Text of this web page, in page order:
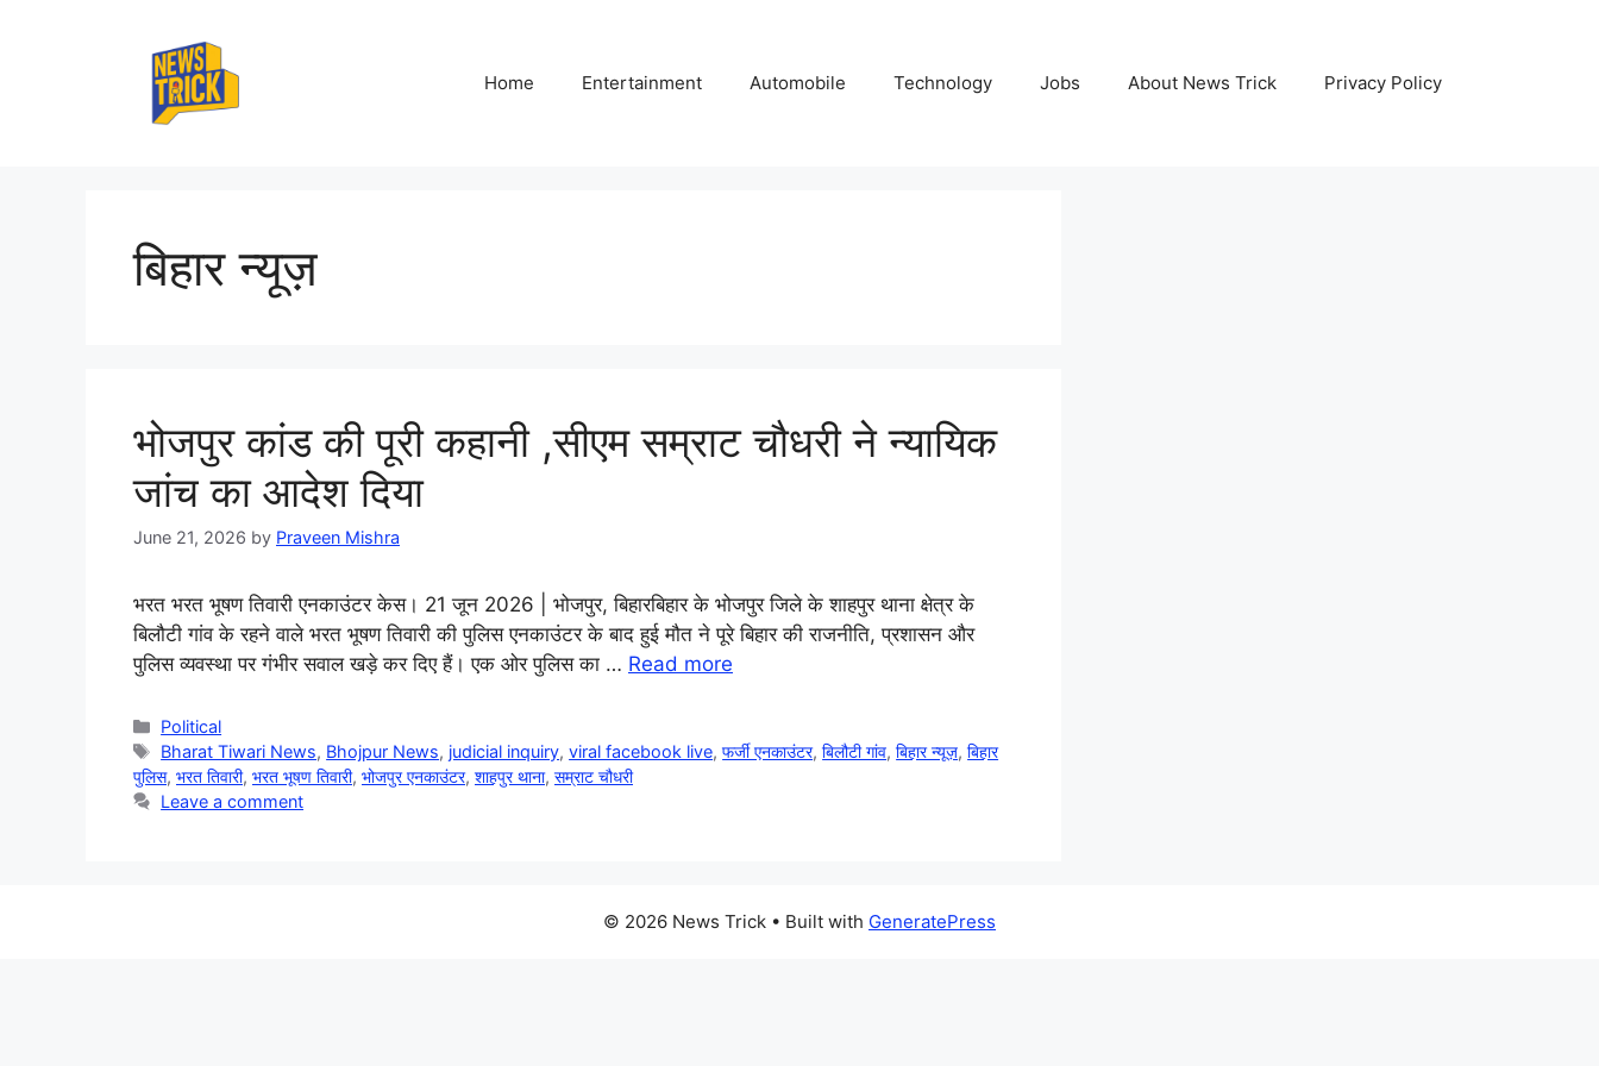
Home Entertainment Automobile Technology Jobs About News Trick Privacy Policy
बिहार न्यूज़
भोजपुर कांड की पूरी कहानी ,सीएम सम्राट चौधरी ने न्यायिक
जांच का आदेश दिया
June 21, 2026 by Praveen Mishra
भरत भरत भूषण तिवारी एनकाउंटर केस। 21 जून 2026 | भोजपुर, बिहारबिहार के भोजपुर जिले के शाहपुर थाना क्षेत्र के
बिलौटी गांव के रहने वाले भरत भूषण तिवारी की पुलिस एनकाउंटर के बाद हुई मौत ने पूरे बिहार की राजनीति, प्रशासन और
पुलिस व्यवस्था पर गंभीर सवाल खड़े कर दिए हैं। एक ओर पुलिस का … Read more
Categories
Political
Tags
Bharat Tiwari News, Bhojpur News, judicial inquiry,viral facebook live,फर्जी एनकाउंटर,बिलौटी गांव,बिहार न्यूज़,बिहार
पुलिस, भरत तिवारी, भरत भूषण तिवारी, भोजपुर एनकाउंटर, शाहपुर थाना, सम्राट चौधरी
Leave a comment
© 2026 News Trick • Built with GeneratePress